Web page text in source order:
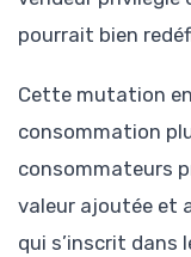
pourrait bien
Cette mutation
consommation
consommateurs
valeur ajoutée et
qui s’inscrit dans